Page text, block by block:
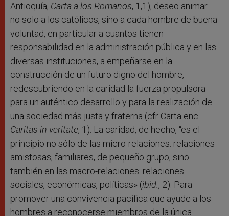
Antioquía, Carta a los Romanos, 1,1), deseo animar
no solo a los católicos, sino a cada hombre de buena
voluntad, en particular a cuantos tienen
responsabilidad en la administración pública y en las
diversas instituciones, a empeñarse en la
construcción de un futuro digno del hombre,
redescubriendo en la caridad la fuerza propulsora
para un auténtico desarrollo y para la realización de
una sociedad más justa y fraterna (cfr Carta enc.
Caritas in veritate, 1). La caridad, de hecho, “es el
principio no sólo de las micro-relaciones: relaciones
amistosas, familiares, de pequeño grupo, sino
también en las macro-relaciones: relaciones
sociales, económicas, políticas» (ibid., 2). Para
promover una convivencia pacífica que ayude a los
hombres a reconocerse miembros de la única